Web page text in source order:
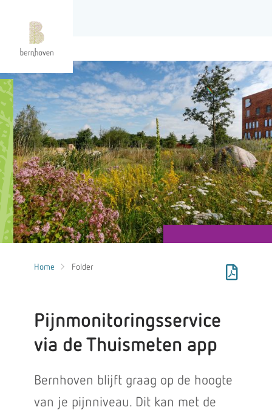
Home Folder
Pijnmonitoringsservice
via de Thuismeten app
Bernhoven blijft graag op de hoogte
van je pijnniveau. Dit kan met de